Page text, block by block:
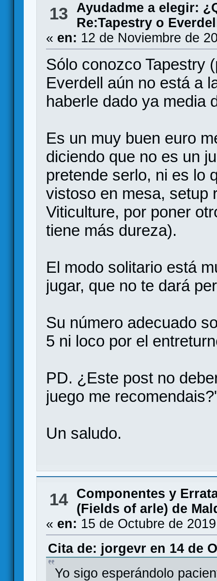
13 Ayudadme a elegir:
Re:Tapestry o
« en: 12 de Noviembre de
Sólo conozco Tapestry
Everdell aún no está a
haberle dado ya media
Es un muy buen euro
diciendo que no es un
pretende serlo, ni es
vistoso en mesa, setup
Viticulture, por poner
tiene más dureza).
El modo solitario está
jugar, que no te dará
Su número adecuado
5 ni loco por el
PD. ¿Este post no
juego me
Un saludo.
14
Componentes y
(Fields of arle) de
« en: 15 de Octubre de
Cita de: jorgevr en 14 de
Yo sigo esperándolo